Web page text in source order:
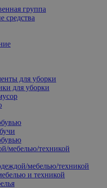
группа
средства
для уборки
для уборки
мебелью/техникой
мебелью/техникой
и техникой